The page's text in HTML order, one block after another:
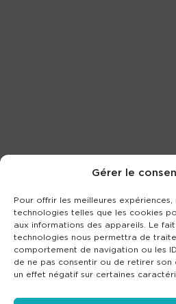
Gérer le
Pour offrir les meilleures expériences,
technologies telles que les cookies
aux informations des appareils. Le
technologies nous permettra de
comportement de navigation ou les
de ne pas consentir ou de retirer
un effet négatif sur certaines